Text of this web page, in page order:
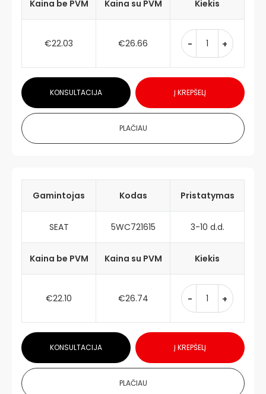
Kaina be PVM Kaina su PVM Kiekis
€22.03 €26.66 - +
KONSULTACIJA Į KREPŠELĮ
PLAČIAU
Gamintojas Kodas Pristatymas
SEAT 5WC721615 3-10 d.d.
Kaina be PVM Kaina su PVM Kiekis
€22.10 €26.74 - +
KONSULTACIJA Į KREPŠELĮ
PLAČIAU